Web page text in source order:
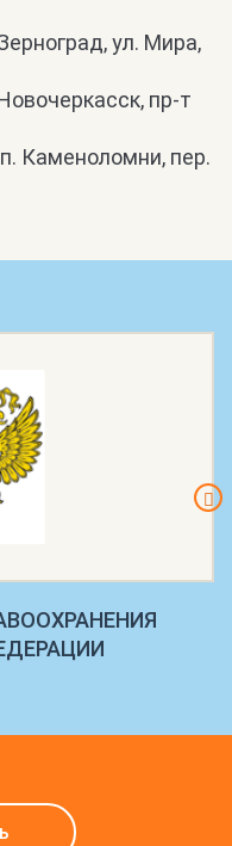
ул. Мира,
пр-т
Каменоломни, пер.